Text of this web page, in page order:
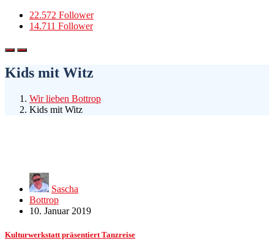
22.572 Follower
14.711 Follower
Kids mit Witz
Wir lieben Bottrop
Kids mit Witz
Sascha
Bottrop
10. Januar 2019
Kulturwerkstatt präsentiert Tanzreise